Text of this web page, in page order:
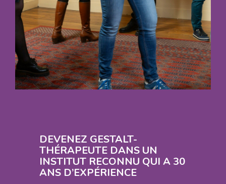
DEVENEZ GESTALT-
THÉRAPEUTE DANS UN
INSTITUT RECONNU QUI A 30
ANS D’EXPÉRIENCE